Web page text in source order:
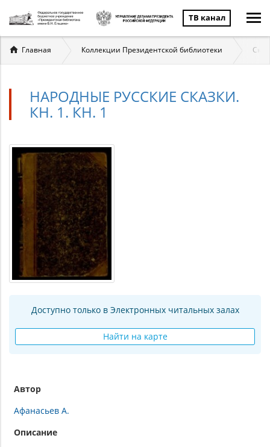
ТВ канал
Вы
здесь
Главная Коллекции Президентской библиотеки
НАРОДНЫЕ РУССКИЕ СКАЗКИ.
КН. 1. КН. 1
Доступно только в Электронных читальных залах
Найти на карте
Автор
Афанасьев А.
Описание